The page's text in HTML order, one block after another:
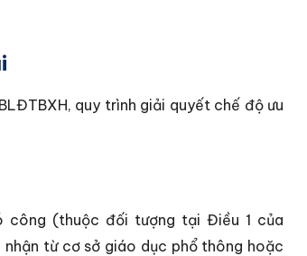
quy trình giải quyết chế độ ưu
công (thuộc đối tượng tại Điều 1 của
từ cơ sở giáo dục phổ thông hoặc